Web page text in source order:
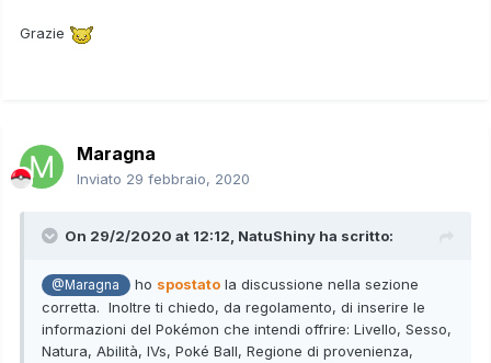
Grazie
Maragna
Inviato 29 febbraio, 2020
On 29/2/2020 at 12:12, NatuShiny ha scritto:
@Maragna ho spostatola discussione nella sezione
corretta. Inoltre ti chiedo, da regolamento, di inserire le
informazioni del Pokémon che intendi offrire: Livello, Sesso,
Natura, Abilità, IVs, Poké Ball, Regione di provenienza,